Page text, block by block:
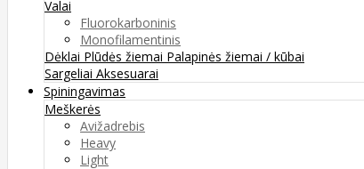
Valai
Fluorokarboninis
Monofilamentinis
Dėklai Plūdės žiemai Palapinės žiemai / kūbai
Sargeliai Aksesuarai
Spiningavimas
Meškerės
Avižadrebis
Heavy
Light